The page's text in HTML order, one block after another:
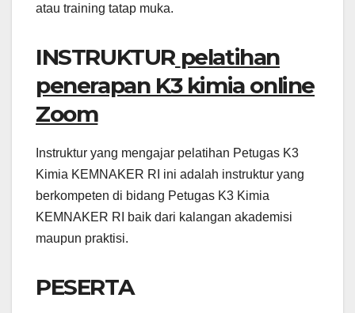
atau training tatap muka.
INSTRUKTUR pelatihan
penerapan K3 kimia online
Zoom
Instruktur yang mengajar pelatihan Petugas K3
Kimia KEMNAKER RI ini adalah instruktur yang
berkompeten di bidang Petugas K3 Kimia
KEMNAKER RI baik dari kalangan akademisi
maupun praktisi.
PESERTA